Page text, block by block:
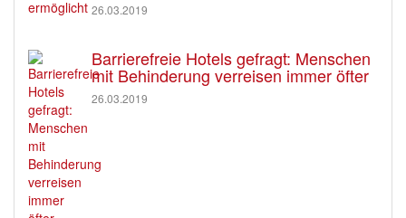
26.03.2019
Barrierefreie Hotels gefragt: Menschen
mit Behinderung verreisen immer öfter
26.03.2019